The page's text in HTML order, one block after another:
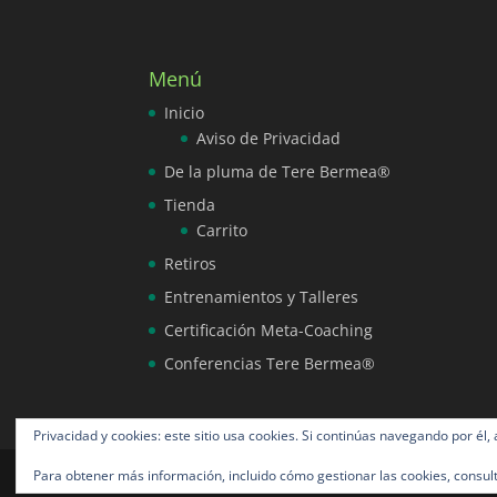
Menú
Inicio
Aviso de Privacidad
De la pluma de Tere Bermea®
Tienda
Carrito
Retiros
Entrenamientos y Talleres
Certificación Meta-Coaching
Conferencias Tere Bermea®
Tere Bermea® todos los derechos reservados
Privacidad y cookies: este sitio usa cookies. Si continúas navegando por él,
Para obtener más información, incluido cómo gestionar las cookies,